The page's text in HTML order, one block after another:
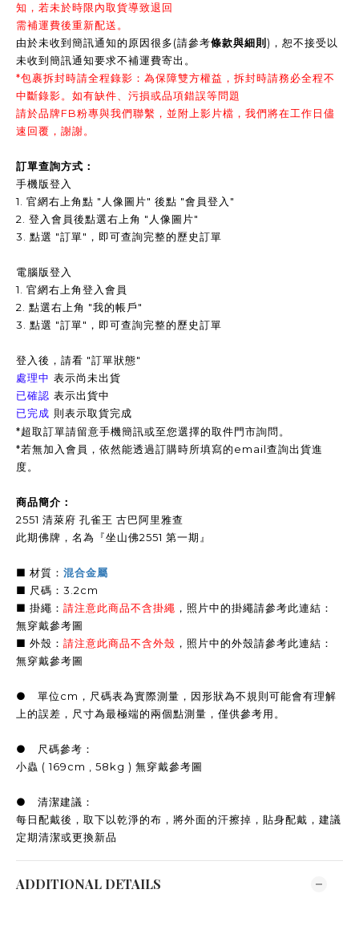
知，若未於時限內取貨導致退回
需補運費後重新配送。
由於未收到簡訊通知的原因很多(請參考條款與細則 )，恕不接受以
未收到簡訊通知要求不補運費寄出。
*包裹拆封時請全程錄影：為保障雙方權益，拆封時請務必全程不
中斷錄影。如有缺件、污損或品項錯誤等問題
請於品牌FB粉專與我們聯繫，並附上影片檔，我們將在工作日儘
速回覆，謝謝。
訂單查詢方式：
手機版登入
1. 官網右上角點 "人像圖片" 後點 "會員登入"
2. 登入會員後點選右上角 "人像圖片"
3. 點選 "訂單"，即可查詢完整的歷史訂單
電腦版登入
1. 官網右上角登入會員
2. 點選右上角 "我的帳戶"
3. 點選 "訂單"，即可查詢完整的歷史訂單
登入後，請看 "訂單狀態"
處理中 表示尚未出貨
已確認 表示出貨中
已完成 則表示取貨完成
*超取訂單請留意手機簡訊或至您選擇的取件門市詢問。
*若無加入會員，依然能透過訂購時所填寫的email查詢出貨進
度。
商品簡介：
2551 清萊府 孔雀王 古巴阿里雅查
此期佛牌，名為『坐山佛2551 第一期』
■ 材質： 混合金屬
■ 尺碼：3.2cm
■ 掛繩： 請注意此商品不含掛繩 ，照片中的掛繩請參考此連結：
無穿戴參考圖
■ 外殼： 請注意此商品不含外殼 ，照片中的外殼請參考此連結：
無穿戴參考圖
● 單位cm，尺碼表為實際測量，因形狀為不規則可能會有理解
上的誤差，尺寸為最極端的兩個點測量，僅供參考用。
● 尺碼參考：
小蟲 ( 169cm , 58kg ) 無穿戴參考圖
● 清潔建議：
每日配戴後，取下以乾淨的布，將外面的汗擦掉，貼身配戴，建議
定期清潔或更換新品
ADDITIONAL DETAILS